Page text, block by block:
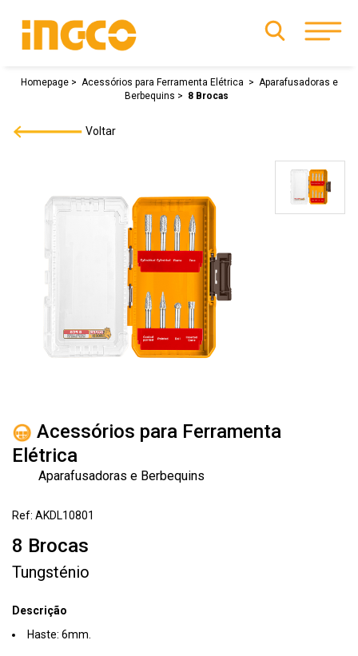
Homepage Acessórios para Ferramenta Elétrica
Aparafusadoras e
Berbequins
8 Brocas
Voltar
Acessórios para Ferramenta
Elétrica
Aparafusadoras e Berbequins
Ref: AKDL10801
8 Brocas
Tungsténio
Descrição
Haste: 6mm.